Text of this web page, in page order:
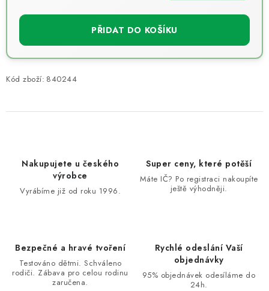
PŘIDAT DO KOŠÍKU
Kód zboží: 840244
Nakupujete u českého
výrobce
Vyrábíme již od roku 1996.
Super ceny, které potěší
Máte IČ? Po registraci nakoupíte
ještě výhodněji.
Bezpečné a hravé tvoření
Testováno dětmi. Schváleno
rodiči. Zábava pro celou rodinu
zaručena.
Rychlé odeslání Vaší
objednávky
95% objednávek odesíláme do
24h.